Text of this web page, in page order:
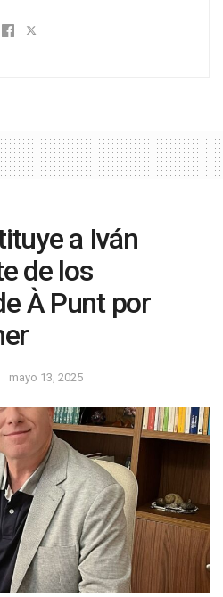
a Iván
de los
À Punt por
mayo 13, 2025